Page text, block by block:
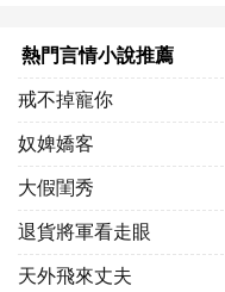
熱門言情小說推薦
戒不掉寵你
奴婢嬌客
大假閨秀
退貨將軍看走眼
天外飛來丈夫